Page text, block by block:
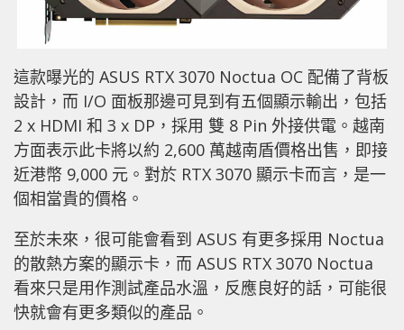
這款曝光的 ASUS RTX 3070 Noctua OC 配備了背板
設計，而 I/O 面板那邊可見到有五個顯示輸出，包括
2 x HDMI 和 3 x DP，採用 雙 8 Pin 外接供電。越南
方面表示此卡將以約 2,600 萬越南盾價格出售，即接
近港幣 9,000 元。對於 RTX 3070 顯示卡而言，是一
個相當貴的價格。
至於未來，很可能會看到 ASUS 有更多採用 Noctua
的散熱方案的顯示卡，而 ASUS RTX 3070 Noctua
看來只是用作測試產品水溫，反應良好的話，可能很
快就會有更多類似的產品。